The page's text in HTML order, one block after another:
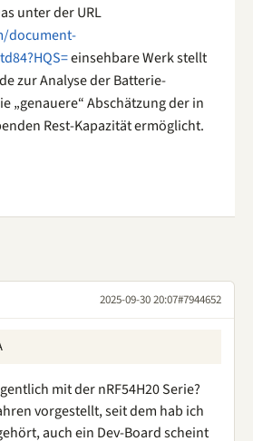
unter der URL
document-
einsehbare Werk stellt
zur Analyse der Batterie-
„genauere“ Abschätzung der in
Rest-Kapazität ermöglicht.
2025-09-30 20:07#7944652
mit der nRF54H20 Serie?
vorgestellt, seit dem hab ich
auch ein Dev-Board scheint